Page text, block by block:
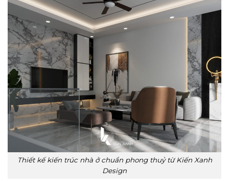
Thiết kế kiến trúc nhà ở chuẩn phong thuỷ từ Kiến Xanh
Design